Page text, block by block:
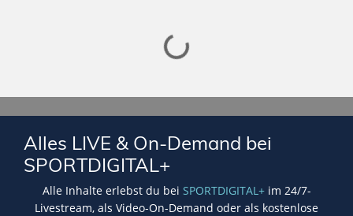
Lade SPORTDIGITAL+ Mediathek
Alles LIVE & On-Demand bei
SPORTDIGITAL+
Alle Inhalte erlebst du bei SPORTDIGITAL+im 24/7-
Livestream, als Video-On-Demand oder als kostenlose